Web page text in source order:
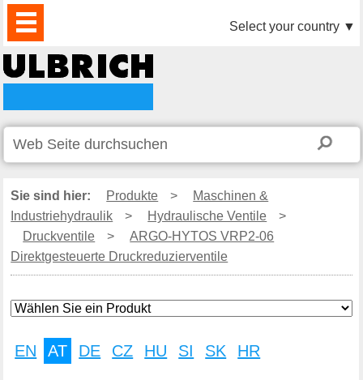
PRODUKTE
AKTUELLES
DOWNLOAD
VIDEO
PARTNER
UNTERNEHMEN
KONTAKTE Select your country ▼
Sie sind hier: Produkte >
Maschinen &
Industriehydraulik
> Hydraulische Ventile
>
Druckventile
>
ARGO-HYTOS VRP2-06
Direktgesteuerte Druckreduzierventile
EN AT DE CZ HU SI SK HR